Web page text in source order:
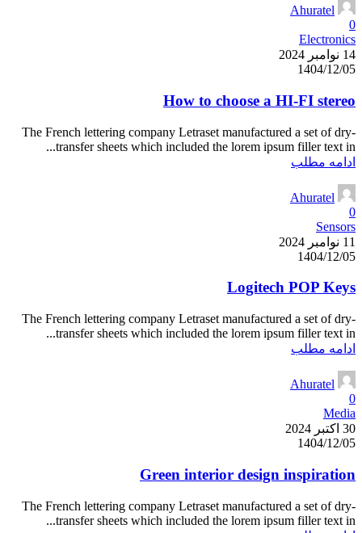
Ahuratel
0
Electronics
14 نوامبر 2024
1404/12/05
How to choose a HI-FI stereo
The French lettering company Letraset manufactured a set of dry-
transfer sheets which included the lorem ipsum filler text in...
ادامه مطلب
Ahuratel
0
Sensors
11 نوامبر 2024
1404/12/05
Logitech POP Keys
The French lettering company Letraset manufactured a set of dry-
transfer sheets which included the lorem ipsum filler text in...
ادامه مطلب
Ahuratel
0
Media
30 اکتبر 2024
1404/12/05
Green interior design inspiration
The French lettering company Letraset manufactured a set of dry-
transfer sheets which included the lorem ipsum filler text in...